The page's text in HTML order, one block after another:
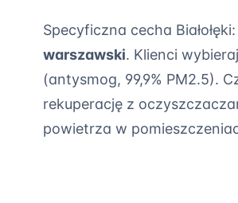
Specyficzna cecha Białołęki:
warszawski. Klienci
(antysmog, 99,9% PM2.5).
rekuperację z
powietrza w